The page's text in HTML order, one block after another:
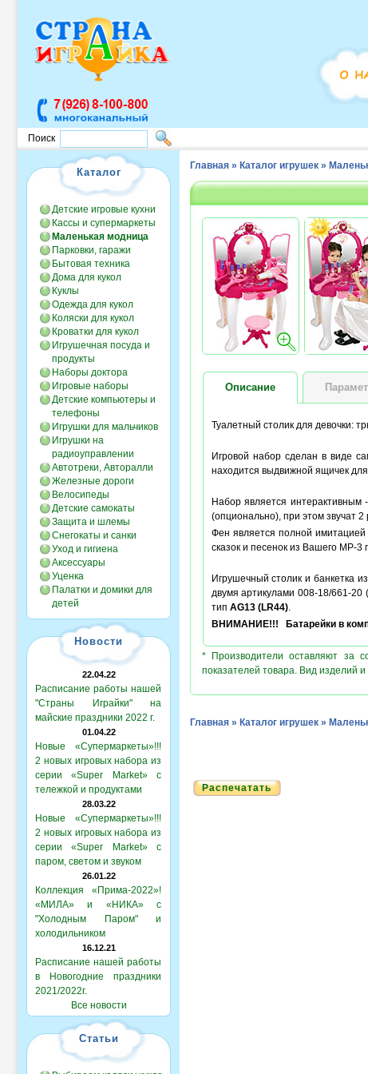
Поиск
Каталог
Детские игровые кухни
Кассы и супермаркеты
Маленькая модница
Парковки, гаражи
Бытовая техника
Дома для кукол
Куклы
Одежда для кукол
Коляски для кукол
Кроватки для кукол
Игрушечная посуда и
продукты
Наборы доктора
Игровые наборы
Детские компьютеры и
телефоны
Игрушки для мальчиков
Игрушки на
радиоуправлении
Автотреки, Авторалли
Железные дороги
Велосипеды
Детские самокаты
Защита и шлемы
Снегокаты и санки
Уход и гигиена
Аксессуары
Уценка
Палатки и домики для
детей
Новости
22.04.22
Расписание работы нашей
"Страны Играйки" на
майские праздники 2022 г.
01.04.22
Новые «Супермаркеты»!!!
2 новых игровых набора из
серии «Super Market» с
тележкой и продуктами
28.03.22
Новые «Супермаркеты»!!!
2 новых игровых набора из
серии «Super Market» с
паром, светом и звуком
26.01.22
Коллекция «Прима-2022»!
«МИЛА» и «НИКА» с
"Холодным Паром" и
холодильником
16.12.21
Расписание нашей работы
в Новогодние праздники
2021/2022г.
Все новости
Статьи
Главная » Каталог игрушек »
Описание
Туалетный столик для девочки:
Игровой набор сделан в виде
находится выдвижной ящичек
Набор является
(опционально), при этом звучат
Фен является полной
сказок и песенок из Вашего МР-3
Игрушечный столик и банкетка
двумя артикулами 008-18/661-20
тип AG13 (LR44).
ВНИМАНИЕ!!! Батарейки в
* Производители оставляют за
показателей товара. Вид изделий
Главная » Каталог игрушек »
Распечатать